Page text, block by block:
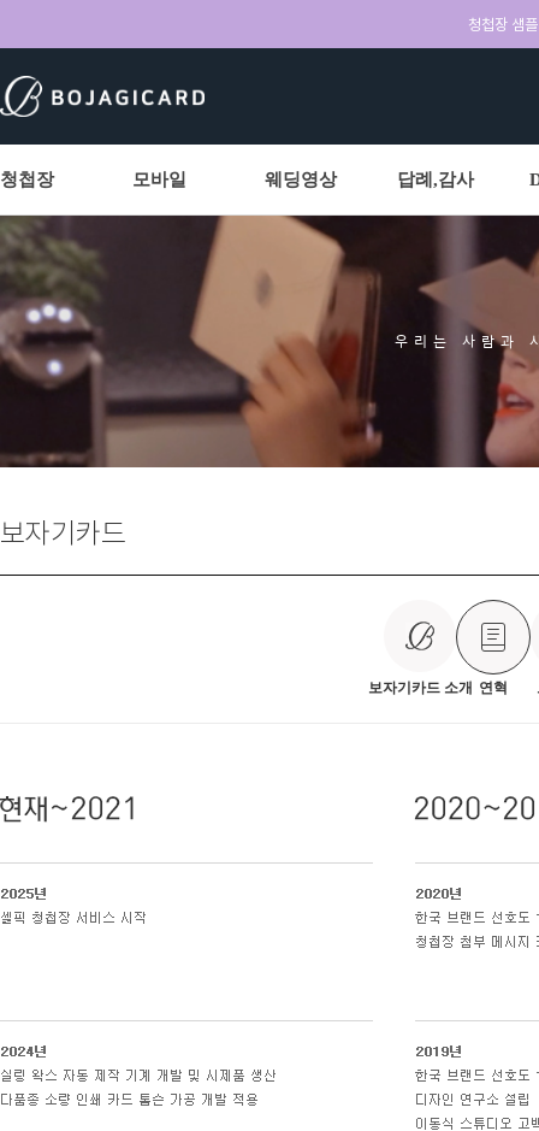
청첩장 샘
청첩장 모바일 웨딩영상 답례,감사
우리는 사람과
보자기카드
보자기카드 소개 연혁